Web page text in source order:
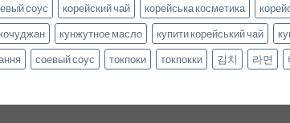
соус корейский чай корейська косметика
кочуджан кунжутное масло купити корейський чай
соевый соус токпоки токпокки 김치 라면